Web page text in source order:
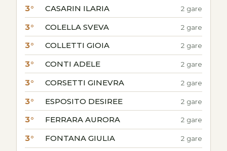
3° CASARIN ILARIA 2 gare
3° COLELLA SVEVA 2 gare
3° COLLETTI GIOIA 2 gare
3° CONTI ADELE 2 gare
3° CORSETTI GINEVRA 2 gare
3° ESPOSITO DESIREE 2 gare
3° FERRARA AURORA 2 gare
3° FONTANA GIULIA 2 gare